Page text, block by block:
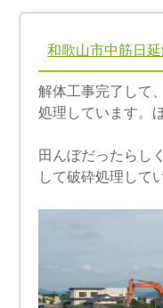
和歌山市中筋日
解体工事完了して
処理しています
田んぼだったらし
して破砕処理して